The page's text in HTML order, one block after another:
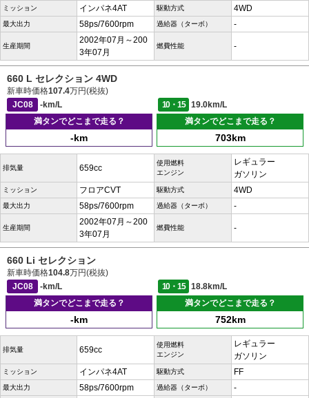
ミッション インパネ4AT 駆動方式 4WD
最大出力 58ps/7600rpm 過給器（ターボ） -
生産期間
2002年07月～200
3年07月
燃費性能 -
660 L セレクション 4WD
新車時価格107.4万円(税抜)
JC08
-km/L 10・15
19.0km/L
満タンでどこまで走る？
-km
満タンでどこまで走る？
703km
排気量 659cc
使用燃料
エンジン
レギュラー
ガソリン
ミッション フロアCVT 駆動方式 4WD
最大出力 58ps/7600rpm 過給器（ターボ） -
生産期間
2002年07月～200
3年07月
燃費性能 -
660 Li セレクション
新車時価格104.8万円(税抜)
JC08
-km/L 10・15
18.8km/L
満タンでどこまで走る？
-km
満タンでどこまで走る？
752km
排気量 659cc
使用燃料
エンジン
レギュラー
ガソリン
ミッション インパネ4AT 駆動方式 FF
最大出力 58ps/7600rpm 過給器（ターボ） -